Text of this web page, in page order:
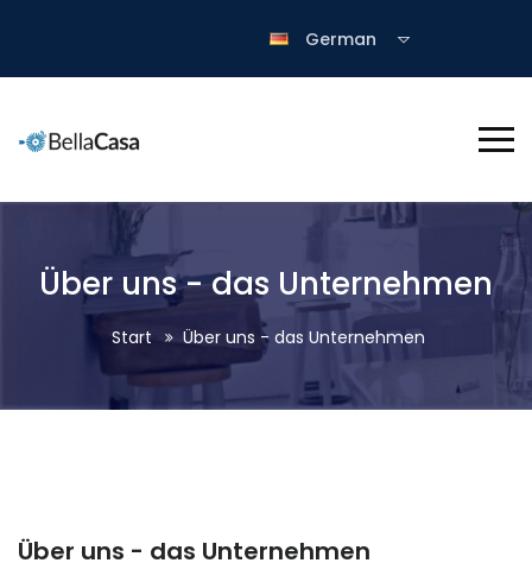
German
Über uns - das Unternehmen
Start Über uns - das Unternehmen
Über uns - das Unternehmen